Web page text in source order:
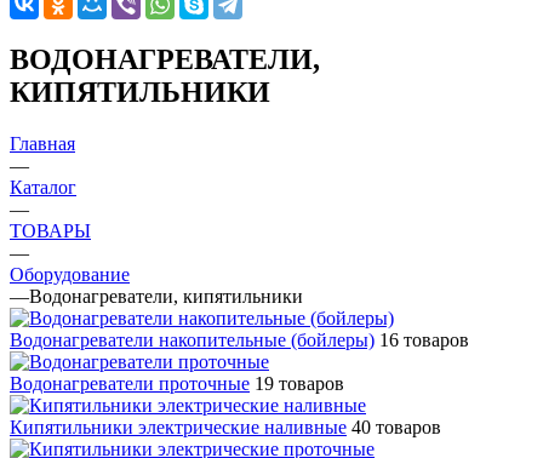
ВОДОНАГРЕВАТЕЛИ,
КИПЯТИЛЬНИКИ
Главная
—
Каталог
—
ТОВАРЫ
—
Оборудование
—Водонагреватели, кипятильники
Водонагреватели накопительные (бойлеры) 16 товаров
Водонагреватели проточные 19 товаров
Кипятильники электрические наливные 40 товаров